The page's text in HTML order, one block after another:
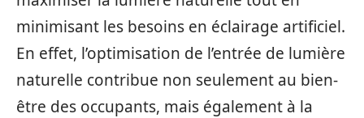
minimisant les besoins en éclairage artificiel.
En effet, l’optimisation de l’entrée de lumière
naturelle contribue non seulement au bien-
être des occupants, mais également à la